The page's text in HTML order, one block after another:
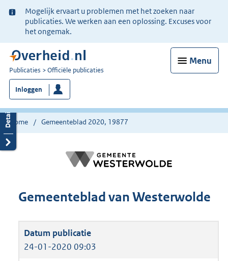
Ter
informatie:
Mogelijk ervaart u problemen met het zoeken naar
publicaties. We werken aan een oplossing. Excuses voor
het ongemak.
Menu
U
bent
nu
hier:
Publicaties Officiële publicaties
Inloggen
Home Gemeenteblad 2020, 19877
Gemeenteblad van Westerwolde
24-01-2020 09:03